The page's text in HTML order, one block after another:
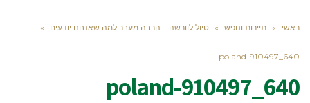
ראשי » תיירות ונופש » טיול לוורשה – הרבה מעבר למה שאנחנו יודעים »
poland-910497_640
poland-910497_640